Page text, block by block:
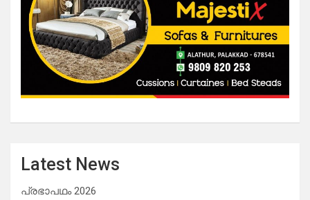
Latest News
പ്രഭാപഥം 2026